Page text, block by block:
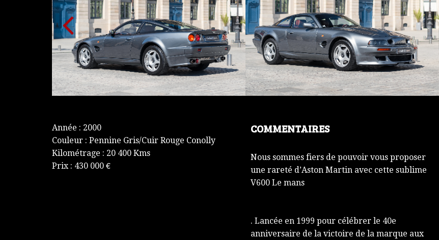
Année : 2000
Couleur : Pennine Gris/Cuir Rouge Conolly
Kilométrage : 20 400 Kms
Prix : 430 000 €
COMMENTAIRES
Nous sommes fiers de pouvoir vous proposer
une rareté d’Aston Martin avec cette sublime
V600 Le mans
. Lancée en 1999 pour célébrer le 40e
anniversaire de la victoire de la marque aux